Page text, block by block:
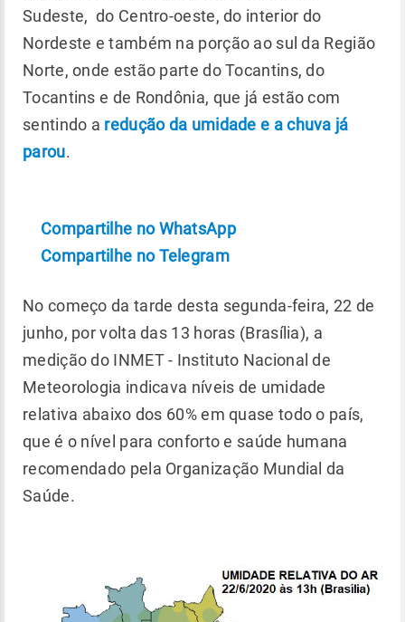
Sudeste, do Centro-oeste, do interior do
Nordeste e também na porção ao sul da Região
Norte, onde estão parte do Tocantins, do
Tocantins e de Rondônia, que já estão com
sentindo a redução da umidade e a chuva já
parou.
Compartilhe no WhatsApp
Compartilhe no Telegram
No começo da tarde desta segunda-feira, 22 de
junho, por volta das 13 horas (Brasília), a
medição do INMET - Instituto Nacional de
Meteorologia indicava níveis de umidade
relativa abaixo dos 60% em quase todo o país,
que é o nível para conforto e saúde humana
recomendado pela Organização Mundial da
Saúde.